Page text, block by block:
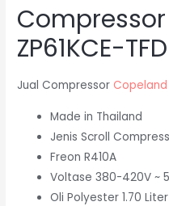
ZP61KCE-
Jual Compressor Copeland
Made in Thailand
Jenis Scroll
Freon R410A
Voltase 380-420V ~
Oli Polyester 1.70 Liter